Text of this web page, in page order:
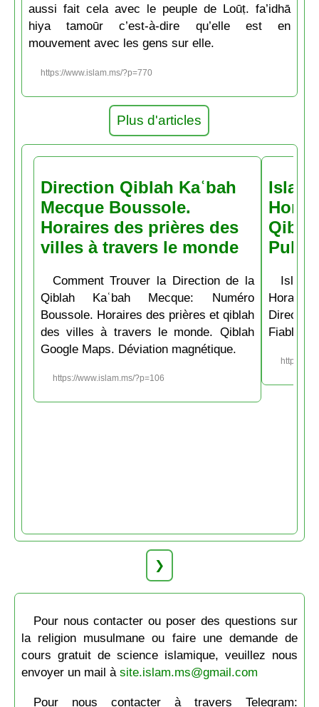
aussi fait cela avec le peuple de Loūṭ. fa’idhā
hiya tamoūr c’est-à-dire qu’elle est en
mouvement avec les gens sur elle.
https://www.islam.ms/?p=770
Plus d'articles
Direction Qiblah Kaʿbah
Mecque Boussole.
Horaires des prières des
villes à travers le monde
Comment Trouver la Direction de la
Qiblah Kaʿbah Mecque: Numéro
Boussole. Horaires des prières et qiblah
des villes à travers le monde. Qiblah
Google Maps. Déviation magnétique.
https://www.islam.ms/?p=106
Pubs
Fiable et
https://
❯
Pour nous contacter ou poser des questions sur
la religion musulmane ou faire une demande de
cours gratuit de science islamique, veuillez nous
envoyer un mail à site.islam.ms@gmail.com
Pour nous contacter à travers Telegram: